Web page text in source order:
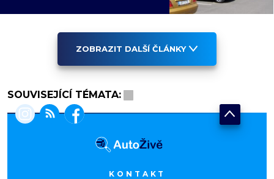
ZOBRAZIT DALŠÍ ČLÁNKY
SOUVISEJÍCÍ TÉMATA:
KONTAKT